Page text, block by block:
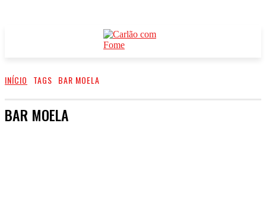
INÍCIO TAGS BAR MOELA
BAR MOELA